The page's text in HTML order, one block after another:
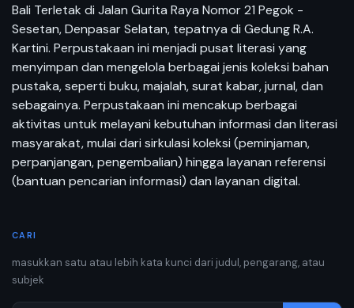
Bali Terletak di Jalan Gurita Raya Nomor 21 Pegok -
Sesetan, Denpasar Selatan, tepatnya di Gedung R.A.
Kartini. Perpustakaan ini menjadi pusat literasi yang
menyimpan dan mengelola berbagai jenis koleksi bahan
pustaka, seperti buku, majalah, surat kabar, jurnal, dan
sebagainya. Perpustakaan ini mencakup berbagai
aktivitas untuk melayani kebutuhan informasi dan literasi
masyarakat, mulai dari sirkulasi koleksi (peminjaman,
perpanjangan, pengembalian) hingga layanan referensi
(bantuan pencarian informasi) dan layanan digital.
CARI
masukkan satu atau lebih kata kunci dari judul, pengarang, atau
subjek